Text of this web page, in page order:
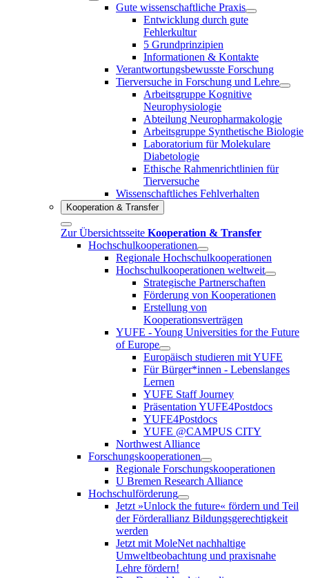
Gute wissenschaftliche Praxis
Entwicklung durch gute
Fehlerkultur
5 Grundprinzipien
Informationen & Kontakte
Verantwortungsbewusste Forschung
Tierversuche in Forschung und Lehre
Arbeitsgruppe Kognitive
Neurophysiologie
Abteilung Neuropharmakologie
Arbeitsgruppe Synthetische Biologie
Laboratorium für Molekulare
Diabetologie
Ethische Rahmenrichtlinien für
Tierversuche
Wissenschaftliches Fehlverhalten
Kooperation & Transfer
Zur Übersichtsseite Kooperation & Transfer
Hochschulkooperationen
Regionale Hochschulkooperationen
Hochschulkooperationen weltweit
Strategische Partnerschaften
Förderung von Kooperationen
Erstellung von
Kooperationsverträgen
YUFE - Young Universities for the Future
of Europe
Europäisch studieren mit YUFE
Für Bürger*innen - Lebenslanges
Lernen
YUFE Staff Journey
Präsentation YUFE4Postdocs
YUFE4Postdocs
YUFE @CAMPUS CITY
Northwest Alliance
Forschungskooperationen
Regionale Forschungskooperationen
U Bremen Research Alliance
Hochschulförderung
Jetzt »Unlock the future« fördern und Teil
der Förderallianz Bildungsgerechtigkeit
werden
Jetzt mit MoleNet nachhaltige
Umweltbeobachtung und praxisnahe
Lehre fördern!